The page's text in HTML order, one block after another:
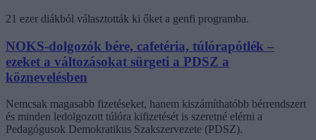
21 ezer diákból választották ki őket a genfi programba.
NOKS-dolgozók bére, cafetéria, túlórapótlék –
ezeket a változásokat sürgeti a PDSZ a
köznevelésben
Nemcsak magasabb fizetéseket, hanem kiszámíthatóbb bérrendszert
és minden ledolgozott túlóra kifizetését is szeretné elérni a
Pedagógusok Demokratikus Szakszervezete (PDSZ).